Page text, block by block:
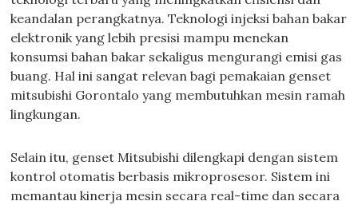
keandalan perangkatnya. Teknologi injeksi bahan bakar
elektronik yang lebih presisi mampu menekan
konsumsi bahan bakar sekaligus mengurangi emisi gas
buang. Hal ini sangat relevan bagi pemakaian genset
mitsubishi Gorontalo yang membutuhkan mesin ramah
lingkungan.
Selain itu, genset Mitsubishi dilengkapi dengan sistem
kontrol otomatis berbasis mikroprosesor. Sistem ini
memantau kinerja mesin secara real-time dan secara